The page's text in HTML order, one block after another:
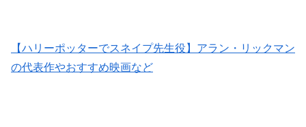
【ハリーポッターでスネイプ先生役】アラン・リックマン
の代表作やおすすめ映画など